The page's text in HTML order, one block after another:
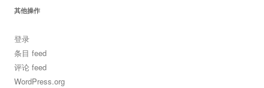
其他操作
登录
条目 feed
评论 feed
WordPress.org